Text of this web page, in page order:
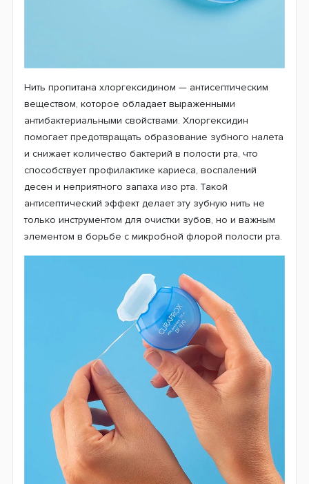
Нить пропитана хлоргексидином — антисептическим
веществом, которое обладает выраженными
антибактериальными свойствами. Хлоргексидин
помогает предотвращать образование зубного налета
и снижает количество бактерий в полости рта, что
способствует профилактике кариеса, воспалений
десен и неприятного запаха изо рта. Такой
антисептический эффект делает эту зубную нить не
только инструментом для очистки зубов, но и важным
элементом в борьбе с микробной флорой полости рта.